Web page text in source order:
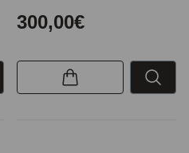
300,00€